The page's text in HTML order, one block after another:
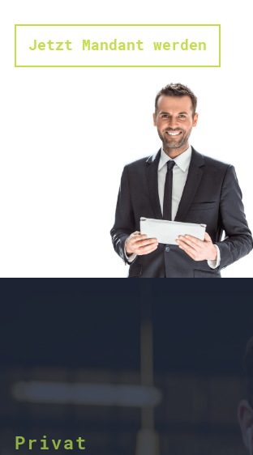
Jetzt Mandant werden
Privat